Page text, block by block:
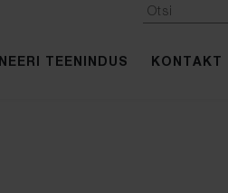
TEENINDUS KONTAKT